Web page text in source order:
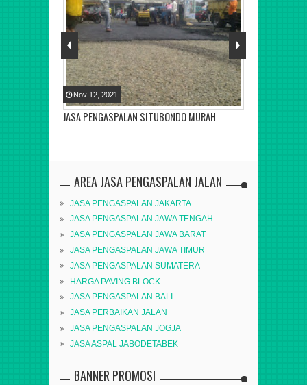
JASA PENGASPALAN SITUBONDO MURAH
Nov 12 2021
AREA JASA PENGASPALAN JALAN
JASA PENGASPALAN JAKARTA
JASA PENGASPALAN JAWA TENGAH
JASA PENGASPALAN JAWA BARAT
JASA PENGASPALAN JAWA TIMUR
JASA PENGASPALAN SUMATERA
HARGA PAVING BLOCK
JASA PENGASPALAN BALI
JASA PERBAIKAN JALAN
JASA PENGASPALAN JOGJA
JASA ASPAL JABODETABEK
BANNER PROMOSI